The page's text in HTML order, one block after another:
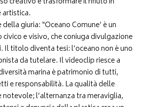
artistica.
giuria: “Oceano Comune’ è un
e visivo, che coniuga divulgazione
Il titolo diventa tesi: l’oceano non è uno
da tutelare. Il videoclip riesce a
marina è patrimonio di tutti,
e responsabilità. La qualità delle
notevole; l’alternanza tra meraviglia,